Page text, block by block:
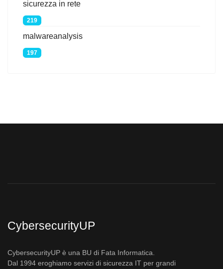
sicurezza in rete
219
malwareanalysis
197
CybersecurityUP
CybersecurityUP è una BU di Fata Informatica.
Dal 1994 eroghiamo servizi di sicurezza IT per grandi